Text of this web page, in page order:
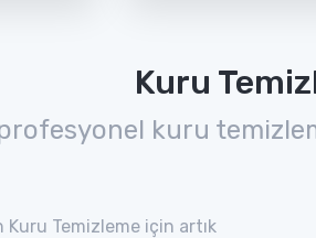
Kuru
kuru
Temizleme için artık